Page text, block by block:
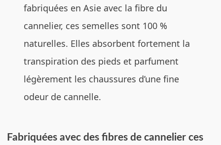
fabriquées en Asie avec la fibre du
cannelier, ces semelles sont 100 %
naturelles. Elles absorbent fortement la
transpiration des pieds et parfument
légèrement les chaussures d’une fine
odeur de cannelle.
Fabriquées avec des fibres de cannelier ces